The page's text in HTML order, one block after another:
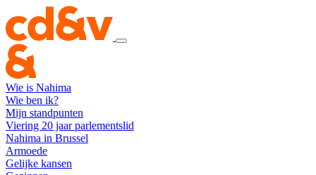
Wie is Nahima
Wie ben ik?
Mijn standpunten
Viering 20 jaar parlementslid
Nahima in Brussel
Armoede
Gelijke kansen